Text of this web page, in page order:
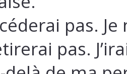
pas.
pas.